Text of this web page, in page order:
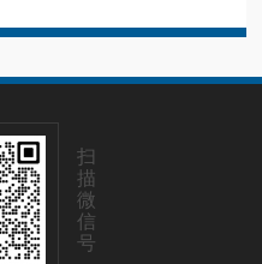
扫
描
微
信
号